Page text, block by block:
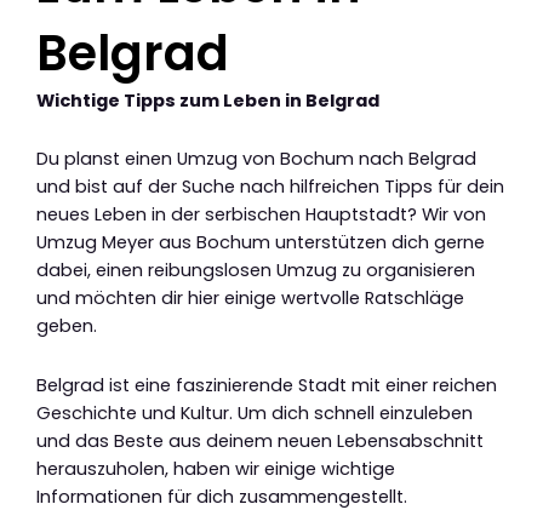
Belgrad
Wichtige Tipps zum Leben in Belgrad
Du planst einen Umzug von Bochum nach Belgrad
und bist auf der Suche nach hilfreichen Tipps für dein
neues Leben in der serbischen Hauptstadt? Wir von
Umzug Meyer aus Bochum unterstützen dich gerne
dabei, einen reibungslosen Umzug zu organisieren
und möchten dir hier einige wertvolle Ratschläge
geben.
Belgrad ist eine faszinierende Stadt mit einer reichen
Geschichte und Kultur. Um dich schnell einzuleben
und das Beste aus deinem neuen Lebensabschnitt
herauszuholen, haben wir einige wichtige
Informationen für dich zusammengestellt.